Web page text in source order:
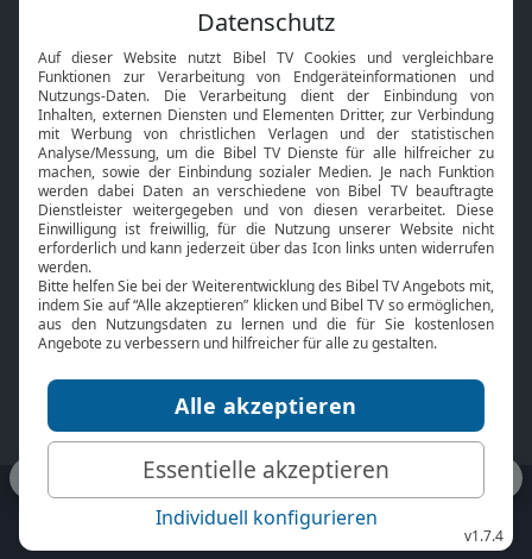
Neuigkeiten
Mobile App
Smart TV
HbbTV
Bibelthek Online-Bibel
Nächster Gottesdienst
Bibel TV
Über uns
Jobs
Mediadaten
Service
Kontakt
TV-Empfang
bibeltv.de: Impressum
Datenschutz
Nutzungsbedingungen
Fakten Bibel TV App